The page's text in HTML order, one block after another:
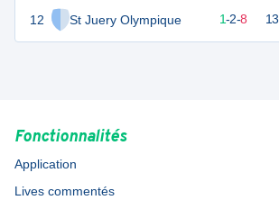
12 St Juery Olympique
4 1-2-8 13
Fonctionnalités
Application
Lives commentés